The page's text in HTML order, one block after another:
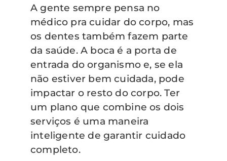
A gente sempre pensa no
médico pra cuidar do corpo, mas
os dentes também fazem parte
da saúde. A boca é a porta de
entrada do organismo e, se ela
não estiver bem cuidada, pode
impactar o resto do corpo. Ter
um plano que combine os dois
serviços é uma maneira
inteligente de garantir cuidado
completo.